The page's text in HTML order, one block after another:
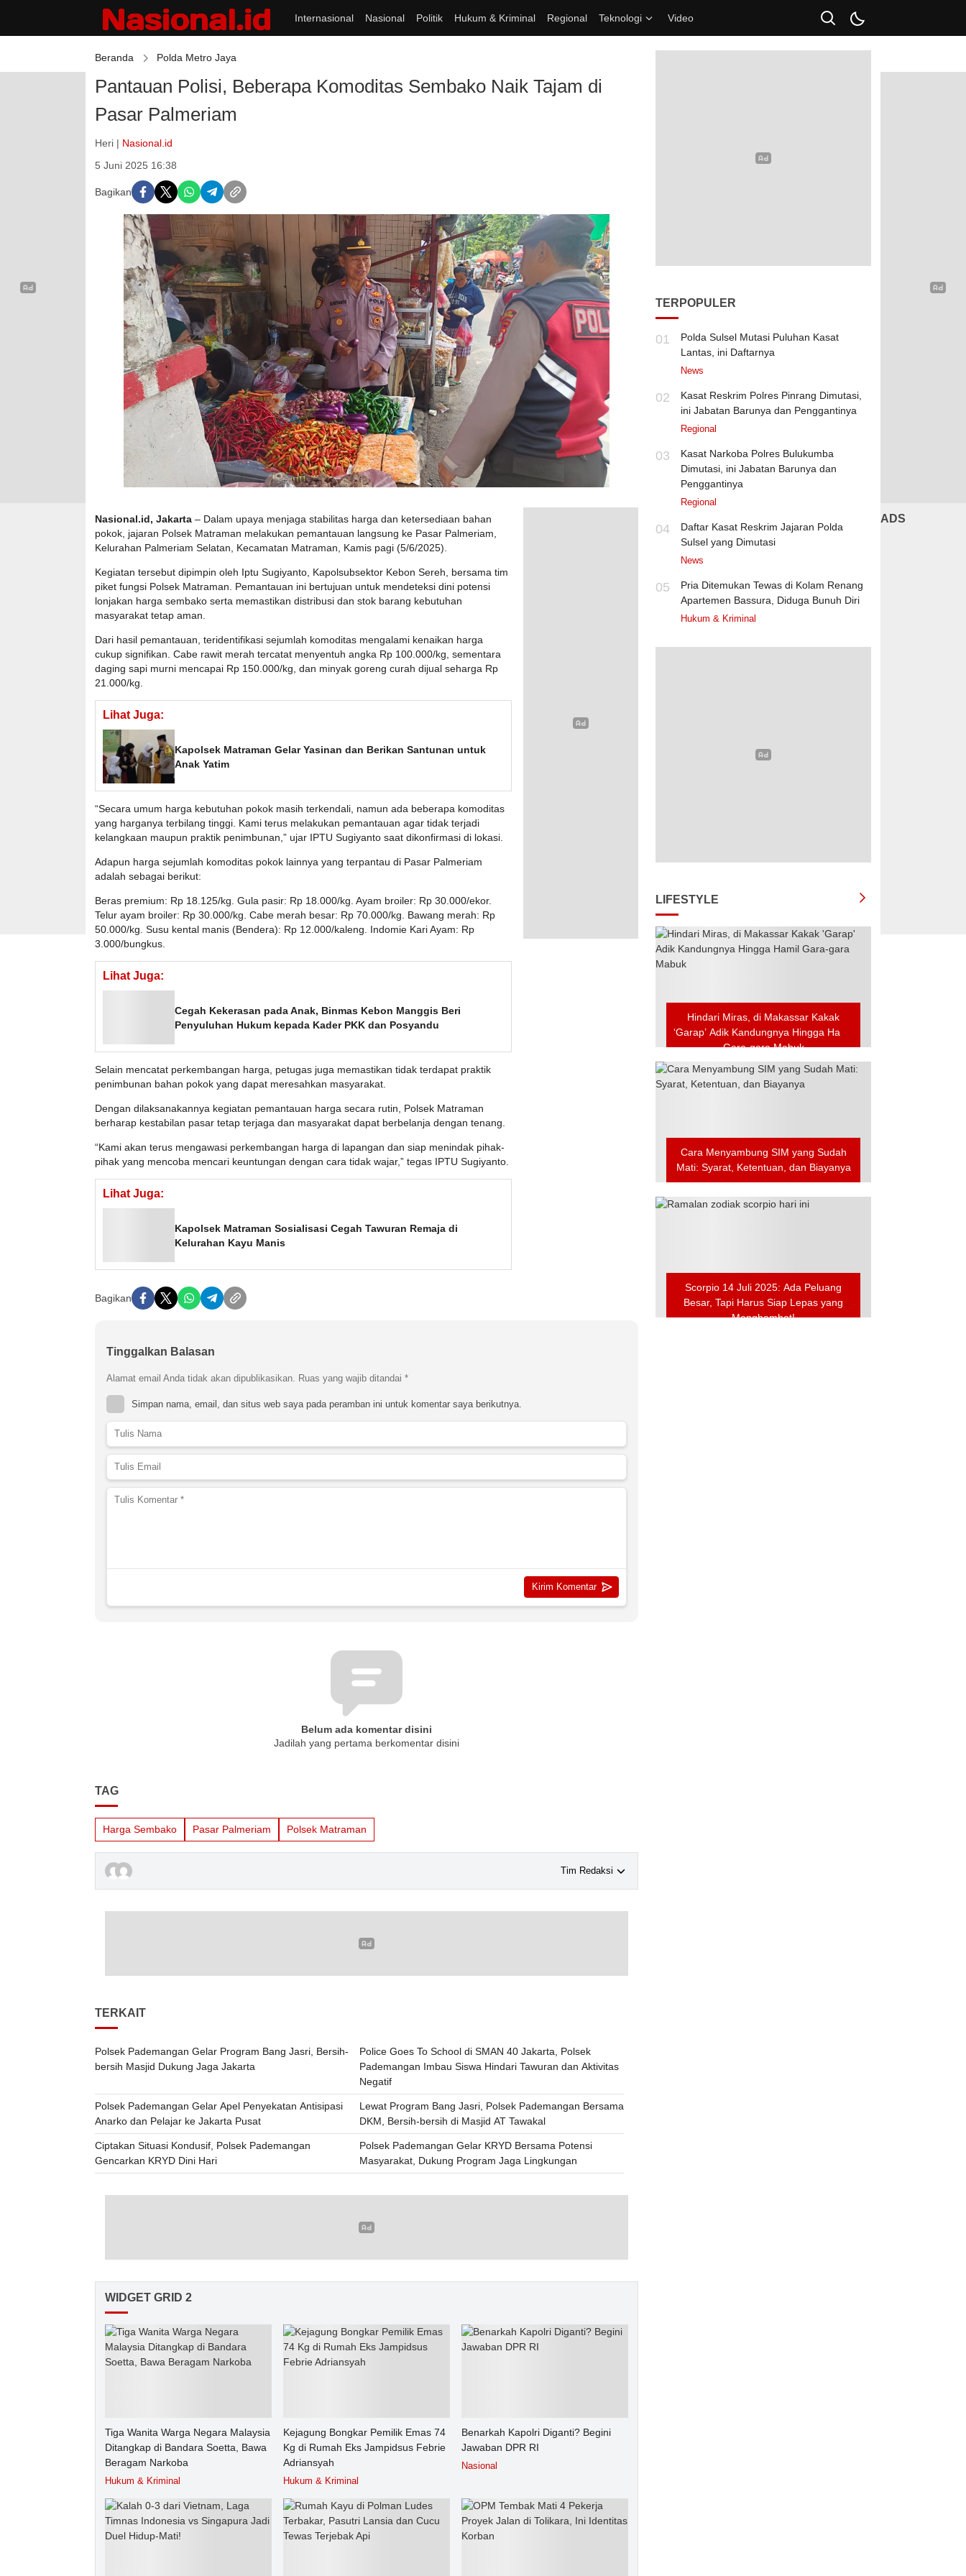
Internasional Nasional Politik Hukum & Kriminal Regional Teknologi Video
Beranda Polda Metro Jaya
Pantauan Polisi, Beberapa Komoditas Sembako Naik Tajam di
Pasar Palmeriam
Heri | Nasional.id
5 Juni 2025 16:38
Bagikan
Nasional.id, Jakarta – Dalam upaya menjaga stabilitas harga dan ketersediaan bahan
pokok, jajaran Polsek Matraman melakukan pemantauan langsung ke Pasar Palmeriam,
Kelurahan Palmeriam Selatan, Kecamatan Matraman, Kamis pagi (5/6/2025).
Kegiatan tersebut dipimpin oleh Iptu Sugiyanto, Kapolsubsektor Kebon Sereh, bersama tim
piket fungsi Polsek Matraman. Pemantauan ini bertujuan untuk mendeteksi dini potensi
lonjakan harga sembako serta memastikan distribusi dan stok barang kebutuhan
masyarakat tetap aman.
Dari hasil pemantauan, teridentifikasi sejumlah komoditas mengalami kenaikan harga
cukup signifikan. Cabe rawit merah tercatat menyentuh angka Rp 100.000/kg, sementara
daging sapi murni mencapai Rp 150.000/kg, dan minyak goreng curah dijual seharga Rp
21.000/kg.
Lihat Juga:
Kapolsek Matraman Gelar Yasinan dan Berikan Santunan untuk
Anak Yatim
“Secara umum harga kebutuhan pokok masih terkendali, namun ada beberapa komoditas
yang harganya terbilang tinggi. Kami terus melakukan pemantauan agar tidak terjadi
kelangkaan maupun praktik penimbunan,” ujar IPTU Sugiyanto saat dikonfirmasi di lokasi.
Adapun harga sejumlah komoditas pokok lainnya yang terpantau di Pasar Palmeriam
adalah sebagai berikut:
Beras premium: Rp 18.125/kg. Gula pasir: Rp 18.000/kg. Ayam broiler: Rp 30.000/ekor.
Telur ayam broiler: Rp 30.000/kg. Cabe merah besar: Rp 70.000/kg. Bawang merah: Rp
50.000/kg. Susu kental manis (Bendera): Rp 12.000/kaleng. Indomie Kari Ayam: Rp
3.000/bungkus.
Lihat Juga:
Cegah Kekerasan pada Anak, Binmas Kebon Manggis Beri
Penyuluhan Hukum kepada Kader PKK dan Posyandu
Selain mencatat perkembangan harga, petugas juga memastikan tidak terdapat praktik
penimbunan bahan pokok yang dapat meresahkan masyarakat.
Dengan dilaksanakannya kegiatan pemantauan harga secara rutin, Polsek Matraman
berharap kestabilan pasar tetap terjaga dan masyarakat dapat berbelanja dengan tenang.
“Kami akan terus mengawasi perkembangan harga di lapangan dan siap menindak pihak-
pihak yang mencoba mencari keuntungan dengan cara tidak wajar,” tegas IPTU Sugiyanto.
Lihat Juga:
Kapolsek Matraman Sosialisasi Cegah Tawuran Remaja di
Kelurahan Kayu Manis
Bagikan
Tinggalkan Balasan
Alamat email Anda tidak akan dipublikasikan. Ruas yang wajib ditandai *
Simpan nama, email, dan situs web saya pada peramban ini untuk komentar saya berikutnya.
Belum ada komentar disini
Jadilah yang pertama berkomentar disini
TAG
Harga Sembako Pasar Palmeriam Polsek Matraman
Tim Redaksi
TERKAIT
Polsek Pademangan Gelar Program Bang Jasri, Bersih-
bersih Masjid Dukung Jaga Jakarta
Police Goes To School di SMAN 40 Jakarta, Polsek
Pademangan Imbau Siswa Hindari Tawuran dan Aktivitas
Negatif
Polsek Pademangan Gelar Apel Penyekatan Antisipasi
Anarko dan Pelajar ke Jakarta Pusat
Lewat Program Bang Jasri, Polsek Pademangan Bersama
DKM, Bersih-bersih di Masjid AT Tawakal
Ciptakan Situasi Kondusif, Polsek Pademangan
Gencarkan KRYD Dini Hari
Polsek Pademangan Gelar KRYD Bersama Potensi
Masyarakat, Dukung Program Jaga Lingkungan
WIDGET GRID 2
Tiga Wanita Warga Negara Malaysia
Ditangkap di Bandara Soetta, Bawa
Beragam Narkoba
Hukum & Kriminal
Kejagung Bongkar Pemilik Emas 74
Kg di Rumah Eks Jampidsus Febrie
Adriansyah
Hukum & Kriminal
Benarkah Kapolri Diganti? Begini
Jawaban DPR RI
Nasional
TERPOPULER
01
Polda Sulsel Mutasi Puluhan Kasat
Lantas, ini Daftarnya
News
02
Kasat Reskrim Polres Pinrang Dimutasi,
ini Jabatan Barunya dan Penggantinya
Regional
03
Kasat Narkoba Polres Bulukumba
Dimutasi, ini Jabatan Barunya dan
Penggantinya
Regional
04
Daftar Kasat Reskrim Jajaran Polda
Sulsel yang Dimutasi
News
05
Pria Ditemukan Tewas di Kolam Renang
Apartemen Bassura, Diduga Bunuh Diri
Hukum & Kriminal
LIFESTYLE
Hindari Miras, di Makassar Kakak
‘Garap’ Adik Kandungnya Hingga Hamil
Gara-gara Mabuk
Cara Menyambung SIM yang Sudah
Mati: Syarat, Ketentuan, dan Biayanya
Scorpio 14 Juli 2025: Ada Peluang
Besar, Tapi Harus Siap Lepas yang
Menghambat!
ADS